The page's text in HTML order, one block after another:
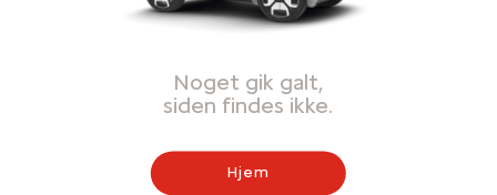
Noget gik galt,
siden findes ikke.
Hjem